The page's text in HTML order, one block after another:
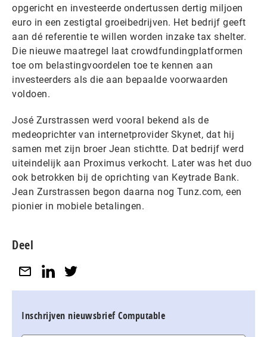
opgericht en investeerde ondertussen dertig miljoen
euro in een zestigtal groeibedrijven. Het bedrijf geeft
aan dé referentie te willen worden inzake tax shelter.
Die nieuwe maatregel laat crowdfundingplatformen
toe om belastingvoordelen toe te kennen aan
investeerders als die aan bepaalde voorwaarden
voldoen.
José Zurstrassen werd vooral bekend als de
medeoprichter van internetprovider Skynet, dat hij
samen met zijn broer Jean stichtte. Dat bedrijf werd
uiteindelijk aan Proximus verkocht. Later was het duo
ook betrokken bij de oprichting van Keytrade Bank.
Jean Zurstrassen begon daarna nog Tunz.com, een
pionier in mobiele betalingen.
Deel
Inschrijven nieuwsbrief Computable